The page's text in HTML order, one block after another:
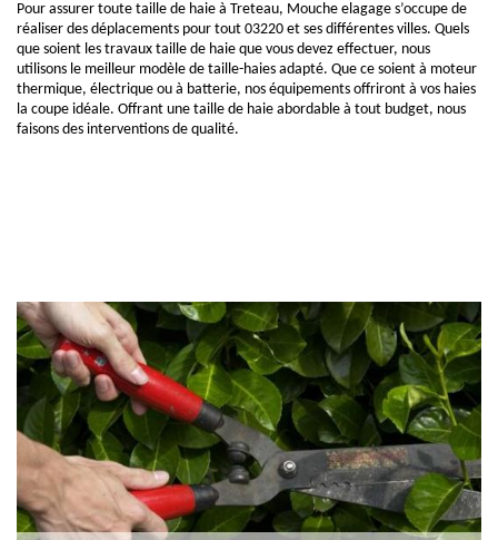
Pour assurer toute taille de haie à Treteau, Mouche elagage s’occupe de
réaliser des déplacements pour tout 03220 et ses différentes villes. Quels
que soient les travaux taille de haie que vous devez effectuer, nous
utilisons le meilleur modèle de taille-haies adapté. Que ce soient à moteur
thermique, électrique ou à batterie, nos équipements offriront à vos haies
la coupe idéale. Offrant une taille de haie abordable à tout budget, nous
faisons des interventions de qualité.